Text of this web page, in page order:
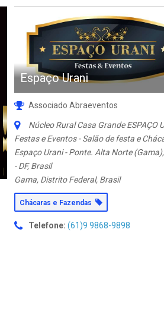
Espaço Urani
Associado Abraeventos
Núcleo Rural Casa Grande ESPAÇO
Festas e Eventos - Salão de festa e
Espaço Urani - Ponte. Alta Norte
- DF, Brasil
Gama, Distrito Federal, Brasil
Chácaras e Fazendas
Telefone: (61)9 9868-9898